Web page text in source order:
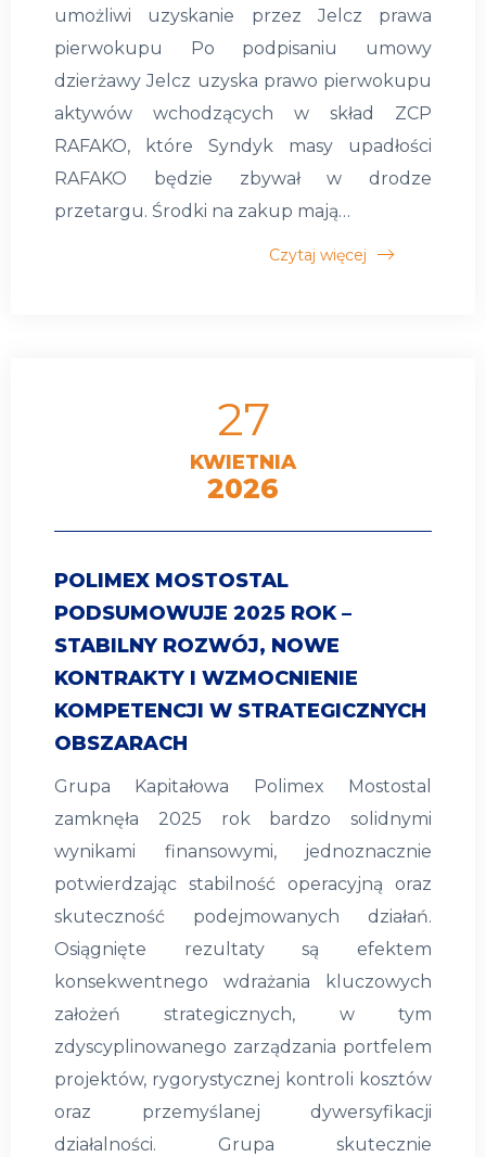
umożliwi uzyskanie przez Jelcz prawa
pierwokupu Po podpisaniu umowy
dzierżawy Jelcz uzyska prawo pierwokupu
aktywów wchodzących w skład ZCP
RAFAKO, które Syndyk masy upadłości
RAFAKO będzie zbywał w drodze
przetargu. Środki na zakup mają…
Czytaj więcej
27
KWIETNIA
2026
POLIMEX MOSTOSTAL
PODSUMOWUJE 2025 ROK –
STABILNY ROZWÓJ, NOWE
KONTRAKTY I WZMOCNIENIE
KOMPETENCJI W STRATEGICZNYCH
OBSZARACH
Grupa Kapitałowa Polimex Mostostal
zamknęła 2025 rok bardzo solidnymi
wynikami finansowymi, jednoznacznie
potwierdzając stabilność operacyjną oraz
skuteczność podejmowanych działań.
Osiągnięte rezultaty są efektem
konsekwentnego wdrażania kluczowych
założeń strategicznych, w tym
zdyscyplinowanego zarządzania portfelem
projektów, rygorystycznej kontroli kosztów
oraz przemyślanej dywersyfikacji
działalności. Grupa skutecznie